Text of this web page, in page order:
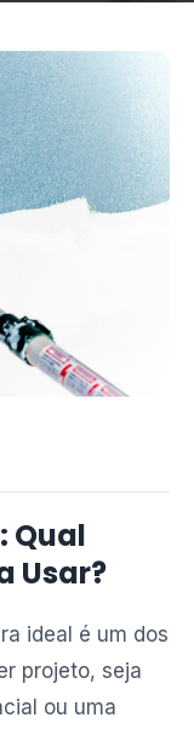
Qual
Usar?
ideal é um dos
projeto, seja
ou uma